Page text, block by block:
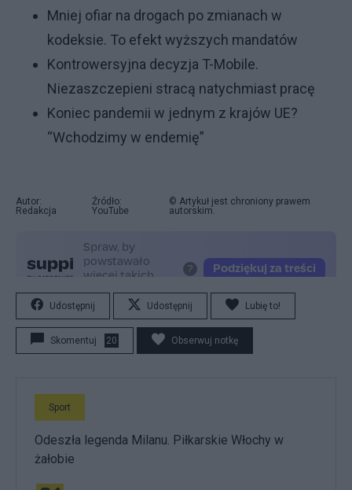
Mniej ofiar na drogach po zmianach w
kodeksie. To efekt wyższych mandatów
Kontrowersyjna decyzja T-Mobile.
Niezaszczepieni stracą natychmiast pracę
Koniec pandemii w jednym z krajów UE?
“Wchodzimy w endemię”
Autor:
Redakcja
Źródło:
YouTube
© Artykuł jest chroniony prawem
autorskim.
Udostępnij Udostępnij Lubię to!
Skomentuj 20 Obserwuj notkę
Sport
Odeszła legenda Milanu. Piłkarskie Włochy w
żałobie